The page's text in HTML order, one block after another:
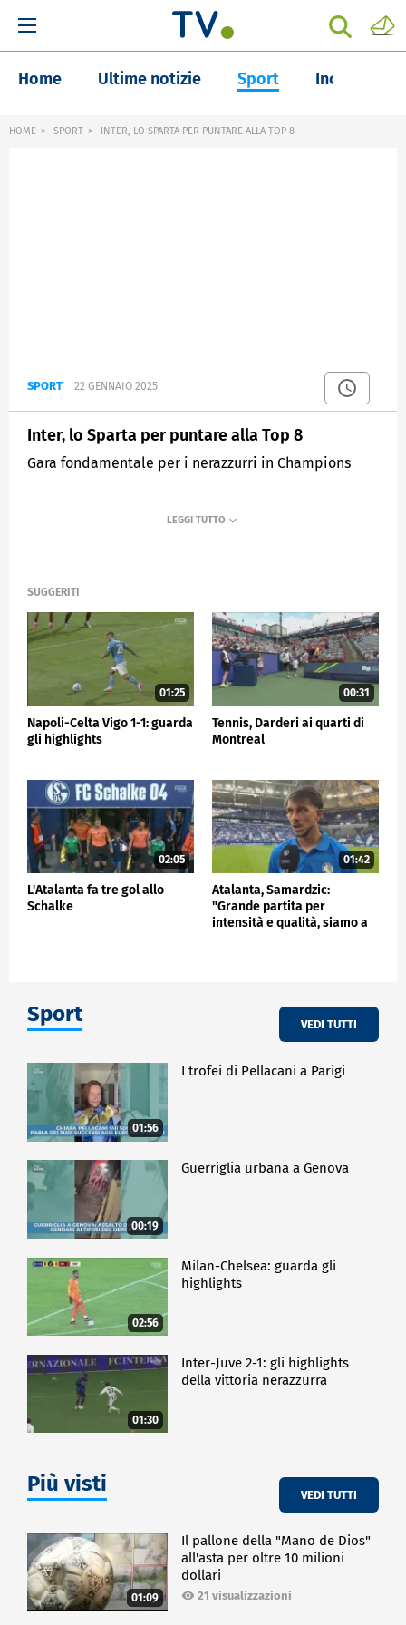
Home Ultime notizie Sport Inchieste
HOME SPORT INTER, LO SPARTA PER PUNTARE ALLA TOP 8
SPORT 22 GENNAIO 2025
Inter, lo Sparta per puntare alla Top 8
Gara fondamentale per i nerazzurri in Champions
SUGGERITI
01:25
Napoli-Celta Vigo 1-1: guarda
gli highlights
00:31
Tennis, Darderi ai quarti di
Montreal
02:05
L'Atalanta fa tre gol allo
Schalke
01:42
Atalanta, Samardzic:
"Grande partita per
intensità e qualità, siamo a
Sport VEDI TUTTI
01:56
I trofei di Pellacani a Parigi
00:19
Guerriglia urbana a Genova
02:56
Milan-Chelsea: guarda gli
highlights
01:30
Inter-Juve 2-1: gli highlights
della vittoria nerazzurra
Più visti VEDI TUTTI
01:09
Il pallone della "Mano de Dios"
all'asta per oltre 10 milioni
dollari
21 visualizzazioni